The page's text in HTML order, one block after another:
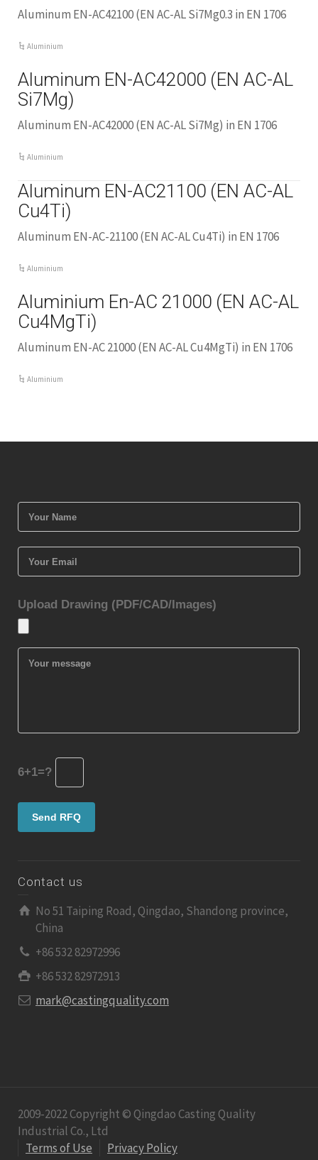
Aluminum EN-AC42100 (EN AC-AL Si7Mg0.3 in EN 1706
Aluminium
Aluminum EN-AC42000 (EN AC-AL
Si7Mg)
Aluminum EN-AC42000 (EN AC-AL Si7Mg) in EN 1706
Aluminium
Aluminum EN-AC21100 (EN AC-AL
Cu4Ti)
Aluminum EN-AC-21100 (EN AC-AL Cu4Ti) in EN 1706
Aluminium
Aluminium En-AC 21000 (EN AC-AL
Cu4MgTi)
Aluminum EN-AC 21000 (EN AC-AL Cu4MgTi) in EN 1706
Aluminium
Upload Drawing (PDF/CAD/Images)
6+1=?
Contact us
No 51 Taiping Road, Qingdao, Shandong province,
China
+86 532 82972996
+86 532 82972913
mark@castingquality.com
2009-2022 Copyright © Qingdao Casting Quality
Industrial Co., Ltd
Terms of Use
Privacy Policy